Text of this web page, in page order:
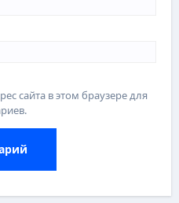
сайта в этом браузере для